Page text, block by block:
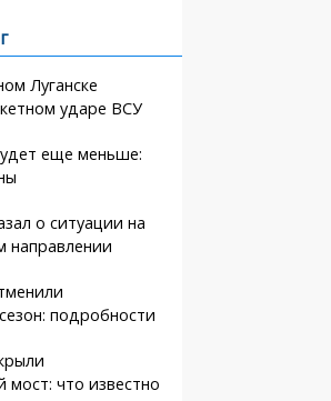
Луганске
ударе ВСУ
еще меньше:
о ситуации на
направлении
подробности
что известно